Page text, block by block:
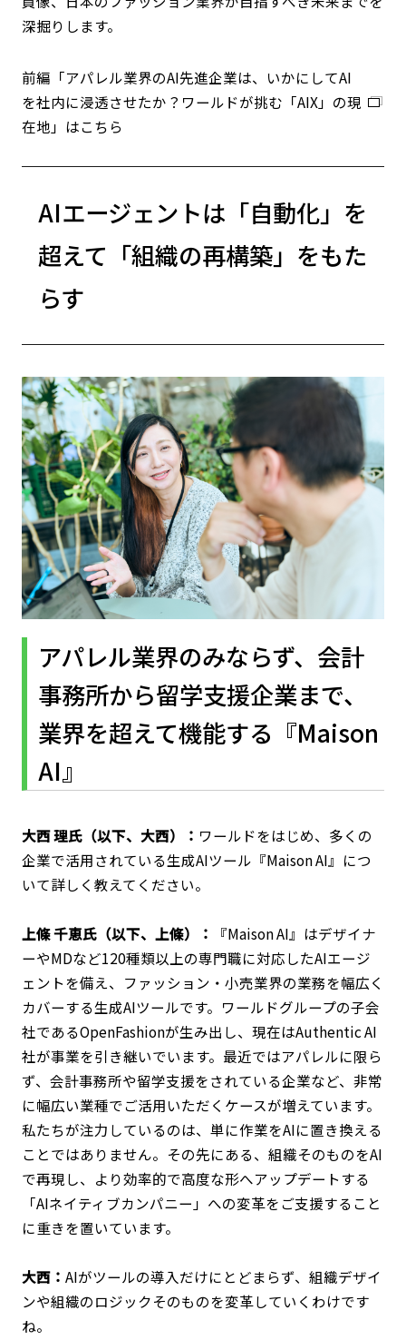
深掘りします。
前編「アパレル業界のAI先進企業は、いかにしてAI
を社内に浸透させたか？ワールドが挑む「AIX」の現
在地」はこちら
AIエージェントは「自動化」を
超えて「組織の再構築」をもた
らす
アパレル業界のみならず、会計
事務所から留学支援企業まで、
業界を超えて機能する『Maison
AI』
大西 理氏（以下、大西）： ワールドをはじめ、多くの
企業で活用されている生成AIツール『Maison AI』につ
いて詳しく教えてください。
上條 千恵氏（以下、上條）：
『Maison AI』はデザイナ
ーやMDなど120種類以上の専門職に対応したAIエージ
ェントを備え、ファッション・小売業界の業務を幅広く
カバーする生成AIツールです。ワールドグループの子会
社であるOpenFashionが生み出し、現在はAuthentic AI
社が事業を引き継いでいます。最近ではアパレルに限ら
ず、会計事務所や留学支援をされている企業など、非常
に幅広い業種でご活用いただくケースが増えています。
私たちが注力しているのは、単に作業をAIに置き換える
ことではありません。その先にある、組織そのものをAI
で再現し、より効率的で高度な形へアップデートする
「AIネイティブカンパニー」への変革をご支援すること
に重きを置いています。
大西： AIがツールの導入だけにとどまらず、組織デザイ
ンや組織のロジックそのものを変革していくわけです
ね。